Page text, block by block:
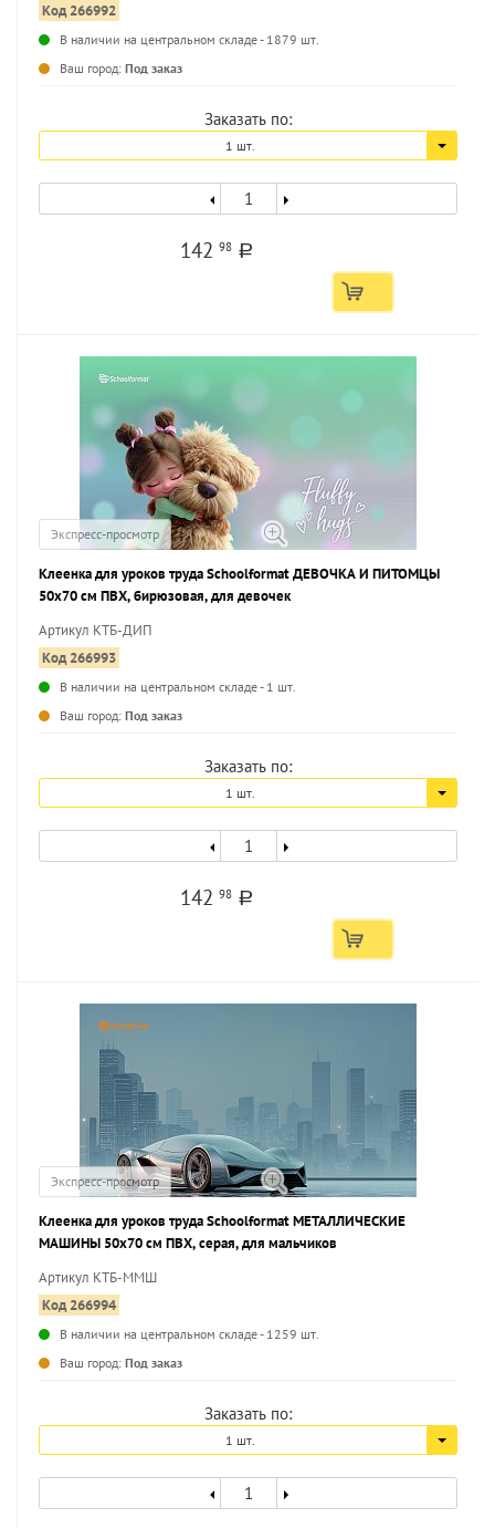
Код 266992
В наличии на центральном складе - 1879 шт.
Ваш город: Под заказ
Заказать по:
1 шт.
14298 a
Экспресс-просмотр
Клеенка для уроков труда Schoolformat ДЕВОЧКА И ПИТОМЦЫ
50х70 см ПВХ, бирюзовая, для девочек
Артикул КТБ-ДИП
Код 266993
В наличии на центральном складе - 1 шт.
Ваш город: Под заказ
Заказать по:
1 шт.
14298 a
Экспресс-просмотр
Клеенка для уроков труда Schoolformat МЕТАЛЛИЧЕСКИЕ
МАШИНЫ 50х70 см ПВХ, серая, для мальчиков
Артикул КТБ-ММШ
Код 266994
В наличии на центральном складе - 1259 шт.
Ваш город: Под заказ
Заказать по:
1 шт.